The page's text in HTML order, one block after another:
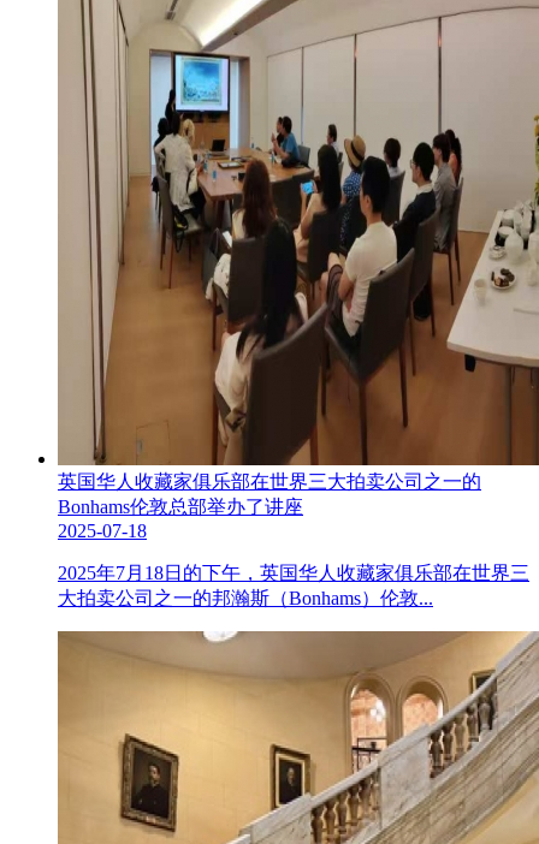
英国华人收藏家俱乐部在世界三大拍卖公司之一的
Bonhams伦敦总部举办了讲座
2025-07-18
2025年7月18日的下午，英国华人收藏家俱乐部在世界三
大拍卖公司之一的邦瀚斯（Bonhams）伦敦...